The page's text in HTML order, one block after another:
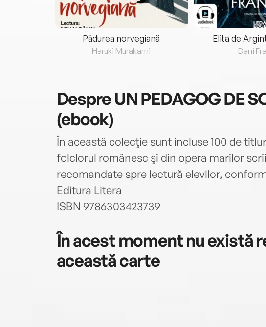
Pădurea norvegiană
Haruki Murakami
Elita de
Dani
DespreUN PEDAGOG DE
(ebook)
În această colecţie sunt incluse 100 de
folclorul românesc şi din opera marilor
recomandate spre lectură elevilor,
Editura Litera
ISBN 9786303423739
În acest moment nu există
această carte